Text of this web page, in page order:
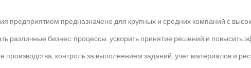
предназначено для крупных и средних компаний с
бизнес-процессы, ускорить принятие решений и повысить
контроль за выполнением заданий, учет материалов и